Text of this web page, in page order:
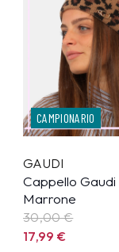
CAMPIONARIO
GAUDI
Cappello Gaudi
Marrone
30,00 €
17,99€